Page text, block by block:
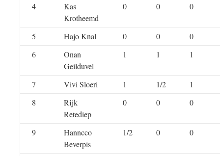
4
Kas
Krotheemd
0 0 0
5 Hajo Knal 0 0
0
6
Onan
Geilduvel
1 1 1
7 Vivi Sloeri 1 1/2
1
8
Rijk
Retediep
0 0 0
9
Hanncco
Beverpis
1/2 0 0